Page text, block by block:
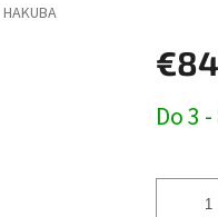
HAKUBA
€84
cena:
Do 3